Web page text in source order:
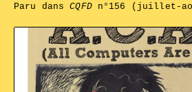
Paru dansCQFDn°156 (juillet-